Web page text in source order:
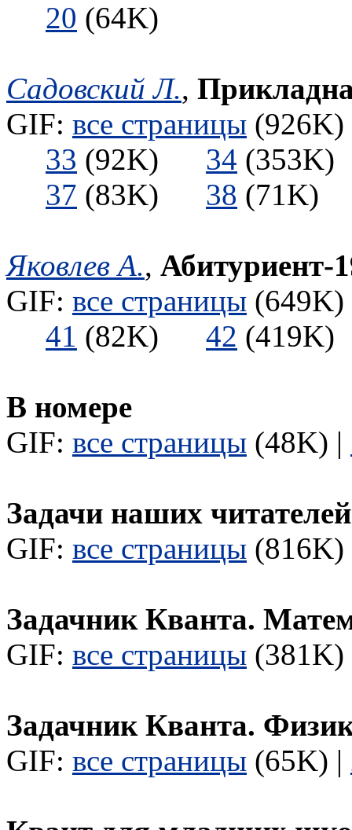
20 (64K)
Садовский Л.,
GIF: все страницы
33 (92K) 34
37 (83K) 38
Яковлев А., Абитуриент-
GIF: все страницы
41 (82K) 42
В номере
GIF: все страницы (48K) |
Задачи наших читателей
GIF: все страницы
Задачник Кванта.
GIF: все страницы
Задачник Кванта.
GIF: все страницы (65K) |